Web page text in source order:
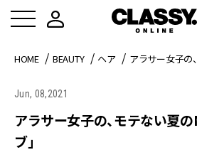
HOME BEAUTY ヘア アラサー女子の
Jun, 08,2021
アラサー女子の、モテない夏
ブ」